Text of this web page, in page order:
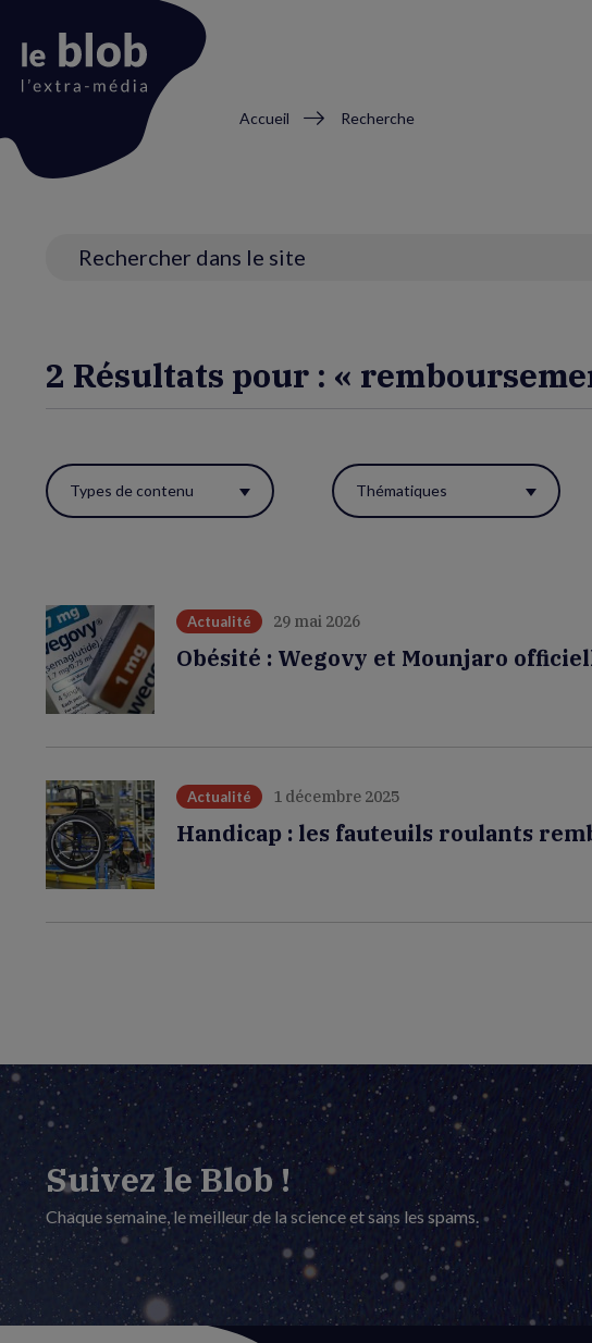
Fil
Accueil Recherche
2 Résultats pour : «
Utiliser
ces
réactualiser
la
page.
Types de contenu Thématiques
Actualité 29 mai 2026
Obésité : Wegovy et Mounjaro
Actualité 1 décembre 2025
Handicap : les fauteuils roulants
Suivez le Blob !
Chaque semaine, le meilleur de la science et sans les spams.